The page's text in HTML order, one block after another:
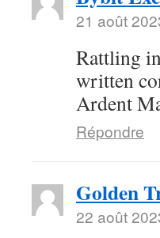
21 août
Rattling
written
Ardent
Répondre
Golden
22 août